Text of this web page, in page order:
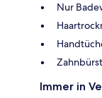
Nur
Immer in